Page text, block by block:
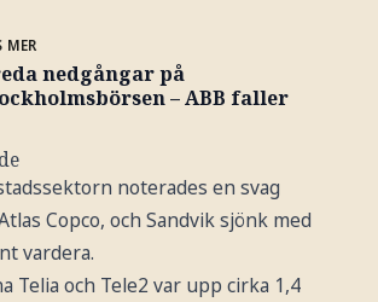
MER
nedgångar på
– ABB faller
noterades en svag
Copco, och Sandvik sjönk med
vardera.
Telia och Tele2 var upp cirka 1,4